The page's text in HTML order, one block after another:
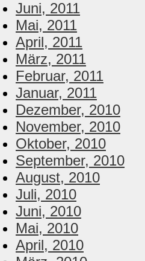
Juni, 2011
Mai, 2011
April, 2011
März, 2011
Februar, 2011
Januar, 2011
Dezember, 2010
November, 2010
Oktober, 2010
September, 2010
August, 2010
Juli, 2010
Juni, 2010
Mai, 2010
April, 2010